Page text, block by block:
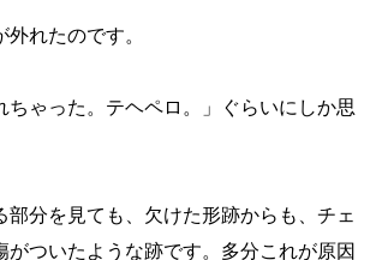
れたのです。
ちゃった。テヘペロ。」ぐらいにしか思
部分を見ても、欠けた形跡からも、チェ
がついたような跡です。多分これが原因